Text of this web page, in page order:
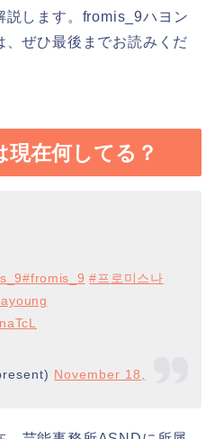
説します。fromis_9ハヨン
、ぜひ最後までお読みくだ
在何してる？
#fromis_9 #프로미스나
November 18,